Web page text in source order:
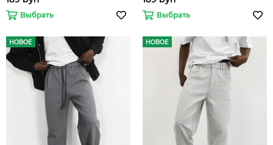
Выбрать Выбрать
НОВОЕ НОВОЕ